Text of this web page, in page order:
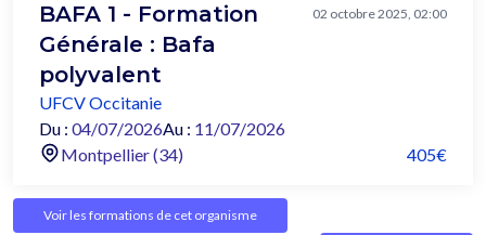
BAFA 1 - Formation
Générale : Bafa
polyvalent
02 octobre 2025, 02:00
UFCV Occitanie
Du : 04/07/2026Au : 11/07/2026
Montpellier (34)
405€
Voir les formations de cet organisme